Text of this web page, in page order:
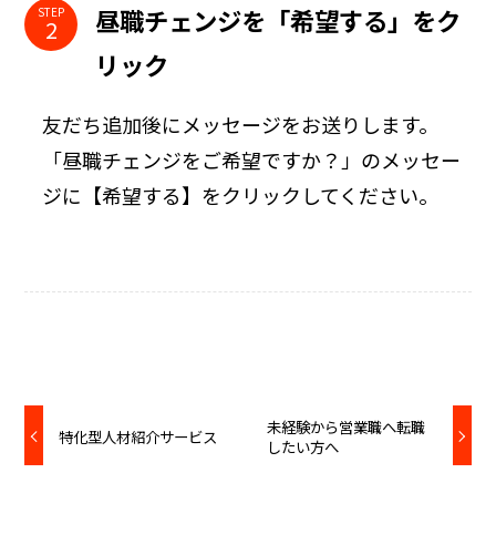
STEP
昼職チェンジを「希望する」をク
リック
友だち追加後にメッセージをお送りします。
「昼職チェンジをご希望ですか？」のメッセー
ジに【希望する】をクリックしてください。
特化型人材紹介サービス
未経験から営業職へ転職
したい方へ